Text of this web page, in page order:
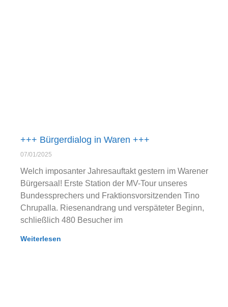
+++ Bürgerdialog in Waren +++
07/01/2025
Welch imposanter Jahresauftakt gestern im Warener
Bürgersaal! Erste Station der MV-Tour unseres
Bundessprechers und Fraktionsvorsitzenden Tino
Chrupalla. Riesenandrang und verspäteter Beginn,
schließlich 480 Besucher im
Weiterlesen